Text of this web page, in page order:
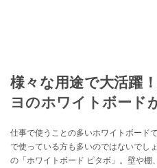
様々な用途で大活躍
ヨのホワイトボード
仕事で使うことの多いホワイトボード
で使っている方も多いのではないでし
の「ホワイトボード ピタボ」。壁や棚